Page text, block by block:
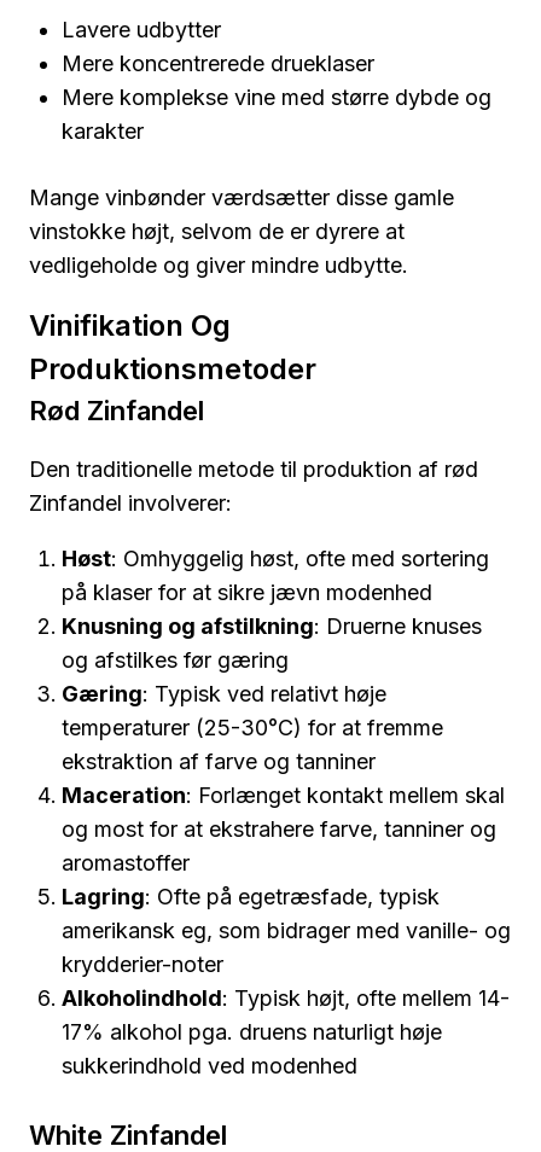
Lavere udbytter
Mere koncentrerede drueklaser
Mere komplekse vine med større dybde og
karakter
Mange vinbønder værdsætter disse gamle
vinstokke højt, selvom de er dyrere at
vedligeholde og giver mindre udbytte.
Vinifikation Og
Produktionsmetoder
Rød Zinfandel
Den traditionelle metode til produktion af rød
Zinfandel involverer:
Høst: Omhyggelig høst, ofte med sortering
på klaser for at sikre jævn modenhed
Knusning og afstilkning: Druerne knuses
og afstilkes før gæring
Gæring: Typisk ved relativt høje
temperaturer (25-30°C) for at fremme
ekstraktion af farve og tanniner
Maceration: Forlænget kontakt mellem skal
og most for at ekstrahere farve, tanniner og
aromastoffer
Lagring: Ofte på egetræsfade, typisk
amerikansk eg, som bidrager med vanille- og
krydderier-noter
Alkoholindhold: Typisk højt, ofte mellem 14-
17% alkohol pga. druens naturligt høje
sukkerindhold ved modenhed
White Zinfandel